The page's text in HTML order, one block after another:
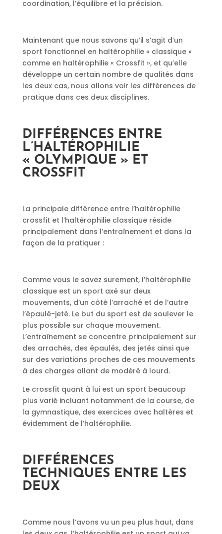
coordination, l’équilibre et la précision.
Maintenant que nous savons qu’il s’agit d’un
sport fonctionnel en haltérophilie « classique »
comme en haltérophilie « Crossfit », et qu’elle
développe un certain nombre de qualités dans
les deux cas, nous allons voir les différences de
pratique dans ces deux disciplines.
DIFFÉRENCES ENTRE
L’HALTÉROPHILIE
« OLYMPIQUE » ET
CROSSFIT
La principale différence entre l’haltérophilie
crossfit et l’haltérophilie classique réside
principalement dans l’entraînement et dans la
façon de la pratiquer :
Comme vous le savez surement, l’haltérophilie
classique est un sport axé sur deux
mouvements, d’un côté l’arraché et de l’autre
l’épaulé-jeté. Le but du sport est de soulever le
plus possible sur chaque mouvement.
L’entraînement se concentre principalement sur
des arrachés, des épaulés, des jetés ainsi que
sur des variations proches de ces mouvements
à des charges allant de modéré à lourd.
Le crossfit quant à lui est un sport beaucoup
plus varié incluant notamment de la course, de
la gymnastique, des exercices avec haltères et
évidemment de l’haltérophilie.
DIFFÉRENCES
TECHNIQUES ENTRE LES
DEUX
Comme nous l’avons vu un peu plus haut, dans